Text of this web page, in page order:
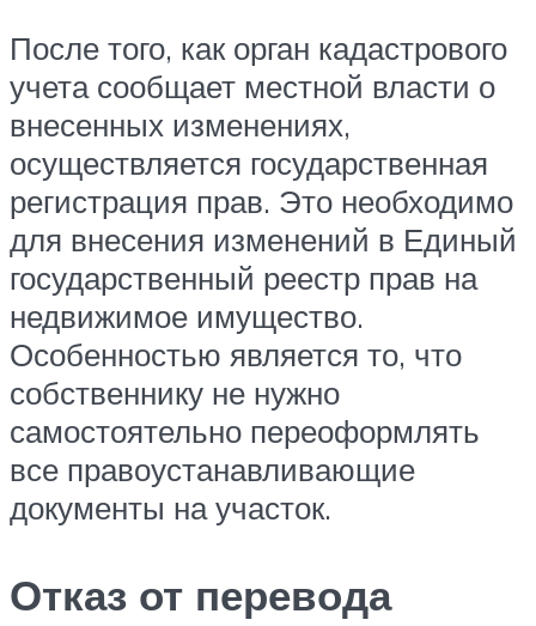
После того, как орган кадастрового
учета сообщает местной власти о
внесенных изменениях,
осуществляется государственная
регистрация прав. Это необходимо
для внесения изменений в Единый
государственный реестр прав на
недвижимое имущество.
Особенностью является то, что
собственнику не нужно
самостоятельно переоформлять
все правоустанавливающие
документы на участок.
Отказ от перевода